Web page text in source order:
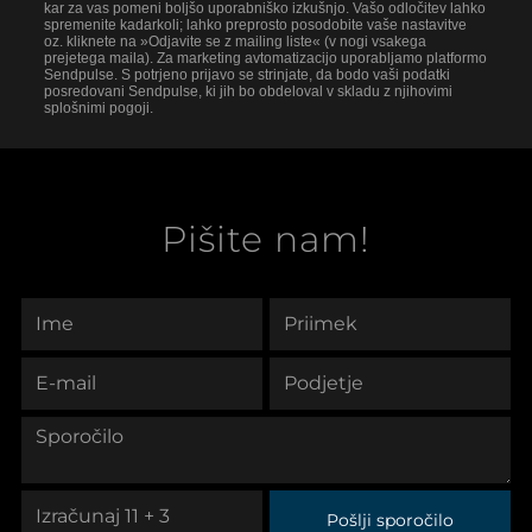
kar za vas pomeni boljšo uporabniško izkušnjo. Vašo odločitev lahko
spremenite kadarkoli; lahko preprosto posodobite vaše nastavitve
oz. kliknete na »Odjavite se z mailing liste« (v nogi vsakega
prejetega maila). Za marketing avtomatizacijo uporabljamo platformo
Sendpulse. S potrjeno prijavo se strinjate, da bodo vaši podatki
posredovani Sendpulse, ki jih bo obdeloval v skladu z njihovimi
splošnimi pogoji.
Pišite nam!
Pošlji sporočilo